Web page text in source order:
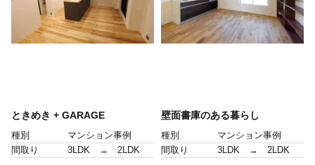
ときめき + GARAGE
種別
マンション事例
間取り
3LDK → 2LDK
壁面書庫のある暮らし
種別
マンション事例
間取り
3LDK → 2LDK